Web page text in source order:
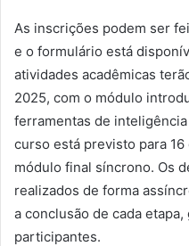
As inscrições podem ser
e o formulário está
atividades acadêmicas
2025, com o módulo
ferramentas de
curso está previsto para
módulo final síncrono. Os
realizados de forma
a conclusão de cada
participantes.